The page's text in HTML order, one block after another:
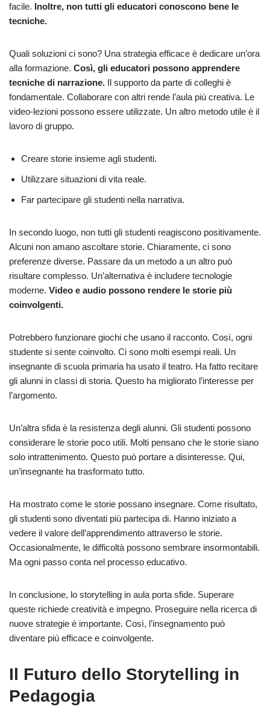
facile. Inoltre, non tutti gli educatori conoscono bene le
tecniche.
Quali soluzioni ci sono? Una strategia efficace è dedicare un’ora
alla formazione. Così, gli educatori possono apprendere
tecniche di narrazione. Il supporto da parte di colleghi è
fondamentale. Collaborare con altri rende l’aula più creativa. Le
video-lezioni possono essere utilizzate. Un altro metodo utile è il
lavoro di gruppo.
Creare storie insieme agli studenti.
Utilizzare situazioni di vita reale.
Far partecipare gli studenti nella narrativa.
In secondo luogo, non tutti gli studenti reagiscono positivamente.
Alcuni non amano ascoltare storie. Chiaramente, ci sono
preferenze diverse. Passare da un metodo a un altro può
risultare complesso. Un’alternativa è includere tecnologie
moderne. Video e audio possono rendere le storie più
coinvolgenti.
Potrebbero funzionare giochi che usano il racconto. Così, ogni
studente si sente coinvolto. Ci sono molti esempi reali. Un
insegnante di scuola primaria ha usato il teatro. Ha fatto recitare
gli alunni in classi di storia. Questo ha migliorato l’interesse per
l’argomento.
Un’altra sfida è la resistenza degli alunni. Gli studenti possono
considerare le storie poco utili. Molti pensano che le storie siano
solo intrattenimento. Questo può portare a disinteresse. Qui,
un’insegnante ha trasformato tutto.
Ha mostrato come le storie possano insegnare. Come risultato,
gli studenti sono diventati più partecipa di. Hanno iniziato a
vedere il valore dell’apprendimento attraverso le storie.
Occasionalmente, le difficoltà possono sembrare insormontabili.
Ma ogni passo conta nel processo educativo.
In conclusione, lo storytelling in aula porta sfide. Superare
queste richiede creatività e impegno. Proseguire nella ricerca di
nuove strategie è importante. Così, l’insegnamento può
diventare più efficace e coinvolgente.
Il Futuro dello Storytelling in
Pedagogia